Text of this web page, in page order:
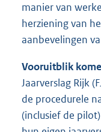
manier van
herziening van
aanbevelingen
Vooruitblik
Jaarverslag Rijk
de procedurele
(inclusief de